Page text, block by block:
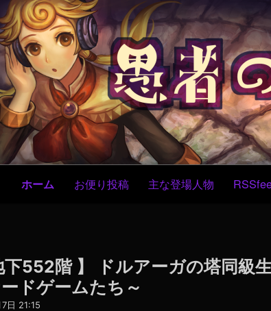
ン
テ
ン
ツ
へ
ス
キ
ッ
プ
to
4
to
3
to
2
to
5
to
4
to
5
to
3
to
3
to
9
to
7
ホーム お便り投稿 主な登場人物
下552階 】 ドルアーガの塔同級
ドゲームたち～
日 21:15